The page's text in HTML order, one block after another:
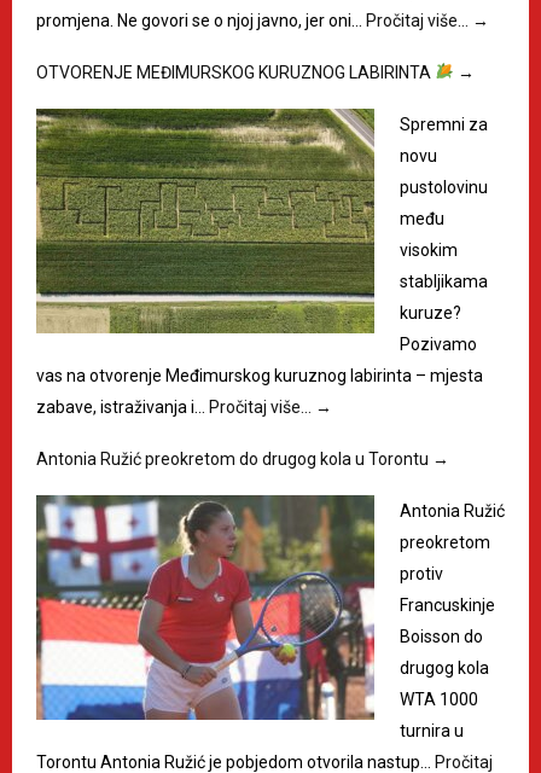
promjena. Ne govori se o njoj javno, jer oni… Pročitaj više… →
OTVORENJE MEĐIMURSKOG KURUZNOG LABIRINTA →
Spremni za
novu
pustolovinu
među
visokim
stabljikama
kuruze?
Pozivamo
vas na otvorenje Međimurskog kuruznog labirinta – mjesta
zabave, istraživanja i… Pročitaj više… →
Antonia Ružić preokretom do drugog kola u Torontu →
Antonia Ružić
preokretom
protiv
Francuskinje
Boisson do
drugog kola
WTA 1000
turnira u
Torontu Antonia Ružić je pobjedom otvorila nastup… Pročitaj